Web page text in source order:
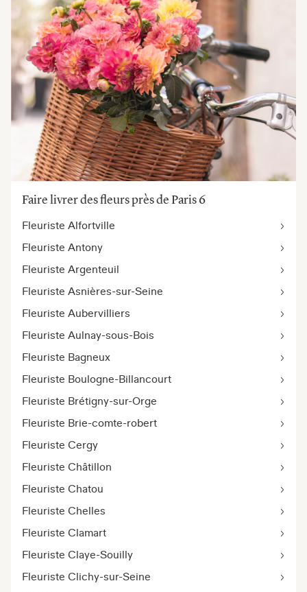
Faire livrer des fleurs près de Paris 6
Fleuriste Alfortville
Fleuriste Antony
Fleuriste Argenteuil
Fleuriste Asnières-sur-Seine
Fleuriste Aubervilliers
Fleuriste Aulnay-sous-Bois
Fleuriste Bagneux
Fleuriste Boulogne-Billancourt
Fleuriste Brétigny-sur-Orge
Fleuriste Brie-comte-robert
Fleuriste Cergy
Fleuriste Châtillon
Fleuriste Chatou
Fleuriste Chelles
Fleuriste Clamart
Fleuriste Claye-Souilly
Fleuriste Clichy-sur-Seine